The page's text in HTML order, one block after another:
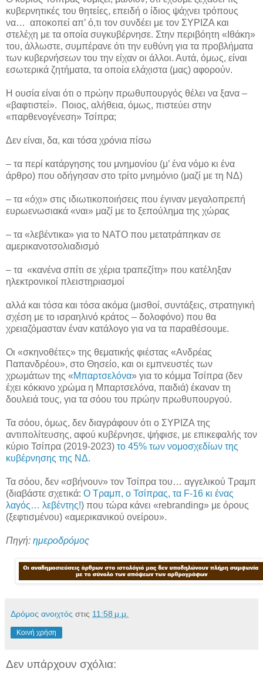
κυβερνητικές του θητείες, επειδή ο ίδιος ψάχνει τρόπους
να… αποκοπεί απ’ ό,τι τον συνδέει με τον ΣΥΡΙΖΑ και
στελέχη με τα οποία συγκυβέρνησε. Στην περιβόητη «Ιθάκη»
του, άλλωστε, συμπέρανε ότι την ευθύνη για τα προβλήματα
των κυβερνήσεων του την είχαν οι άλλοι. Αυτά, όμως, είναι
εσωτερικά ζητήματα, τα οποία ελάχιστα (μας) αφορούν.
Η ουσία είναι ότι ο πρώην πρωθυπουργός θέλει να ξανα –
«βαφτιστεί». Ποιος, αλήθεια, όμως, πιστεύει στην
«παρθενογένεση» Τσίπρα;
Δεν είναι, δα, και τόσα χρόνια πίσω
– τα περί κατάργησης του μνημονίου (μ’ ένα νόμο κι ένα
άρθρο) που οδήγησαν στο τρίτο μνημόνιο (μαζί με τη ΝΔ)
– τα «όχι» στις ιδιωτικοποιήσεις που έγιναν μεγαλοπρεπή
ευρωενωσιακά «ναι» μαζί με το ξεπούλημα της χώρας
– τα «λεβέντικα» για το ΝΑΤΟ που μετατράπηκαν σε
αμερικανοτσολιαδισμό
– τα «κανένα σπίτι σε χέρια τραπεζίτη» που κατέληξαν
ηλεκτρονικοί πλειστηριασμοί
αλλά και τόσα και τόσα ακόμα (μισθοί, συντάξεις, στρατηγική
σχέση με το ισραηλινό κράτος – δολοφόνο) που θα
χρειαζόμασταν έναν κατάλογο για να τα παραθέσουμε.
Οι «σκηνοθέτες» της θεματικής φιέστας «Ανδρέας
Παπανδρέου», στο Θησείο, και οι εμπνευστές των
χρωμάτων της «Μπαρτσελόνα» για το κόμμα Τσίπρα (δεν
έχει κόκκινο χρώμα η Μπαρτσελόνα, παιδιά) έκαναν τη
δουλειά τους, για τα σόου του πρώην πρωθυπουργού.
Τα σόου, όμως, δεν διαγράφουν ότι ο ΣΥΡΙΖΑ της
αντιπολίτευσης, αφού κυβέρνησε, ψήφισε, με επικεφαλής τον
κύριο Τσίπρα (2019-2023) το 45% των νομοσχεδίων της
κυβέρνησης της ΝΔ.
Τα σόου, δεν «σβήνουν» τον Τσίπρα του… αγγελικού Τραμπ
(διαβάστε σχετικά: Ο Τραμπ, ο Τσίπρας, τα F-16 κι ένας
λαγός… λεβέντης!) που τώρα κάνει «rebranding» με όρους
(ξεφτισμένου) «αμερικανικού ονείρου».
Πηγή: ημεροδρόμος
Δρόμος ανοιχτός στις 11:58 μ.μ.
Κοινή χρήση
Δεν υπάρχουν σχόλια: